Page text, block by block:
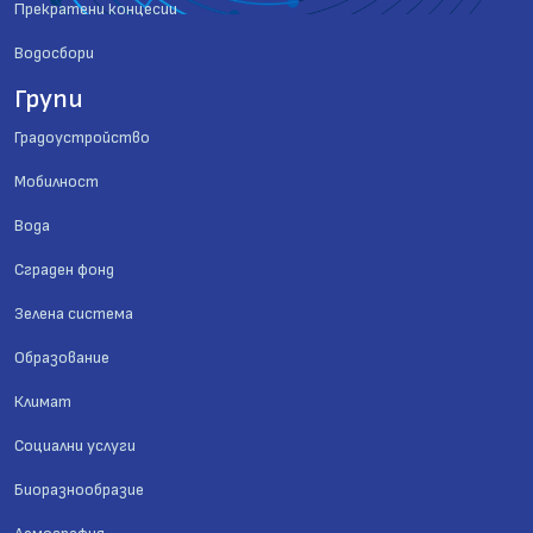
Прекратени концесии
Водосбори
Групи
Градоустройство
Мобилност
Вода
Сграден фонд
Зелена система
Образование
Климат
Социални услуги
Биоразнообразие